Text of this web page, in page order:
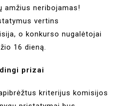
amžius neribojamas!
vertins
o konkurso nugalėtojai
16 dieną.
prizai
kriterijus komisijos